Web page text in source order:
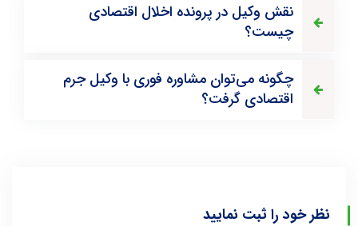
نقش وکیل در پرونده اخلال اقتصادی
چیست؟
چگونه می‌توان مشاوره فوری با وکیل جرم
اقتصادی گرفت؟
نظر خود را ثبت نمایید